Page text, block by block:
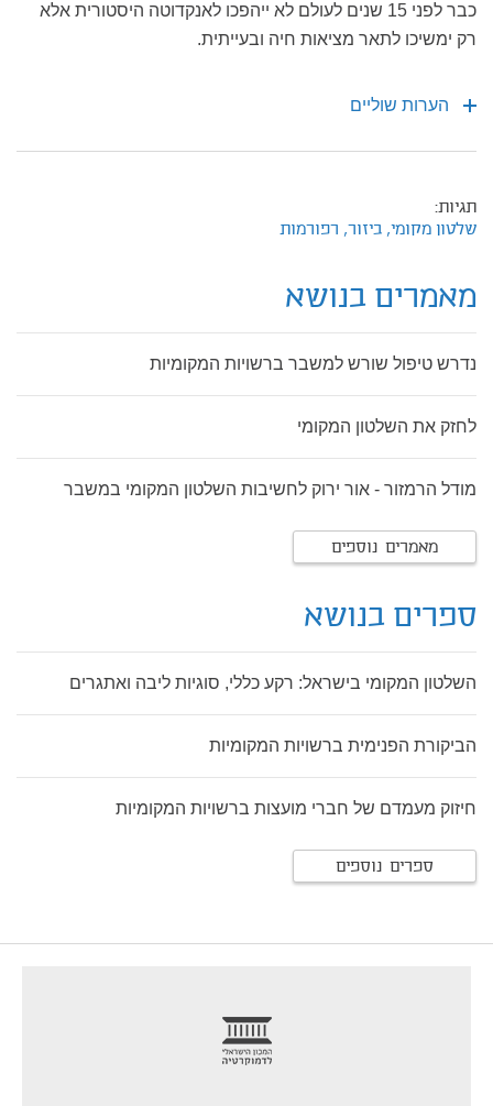
כבר לפני 15 שנים לעולם לא ייהפכו לאנקדוטה היסטורית אלא
רק ימשיכו לתאר מציאות חיה ובעייתית.
הערות שוליים
תגיות:
שלטון מקומי, ביזור, רפורמות
מאמרים בנושא
נדרש טיפול שורש למשבר ברשויות המקומיות
לחזק את השלטון המקומי
מודל הרמזור - אור ירוק לחשיבות השלטון המקומי במשבר
מאמרים נוספים
ספרים בנושא
השלטון המקומי בישראל: רקע כללי, סוגיות ליבה ואתגרים
הביקורת הפנימית ברשויות המקומיות
חיזוק מעמדם של חברי מועצות ברשויות המקומיות
ספרים נוספים